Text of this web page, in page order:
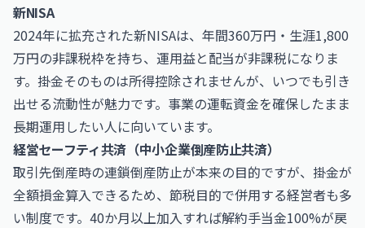
新NISA
2024年に拡充された新NISAは、年間360万円・生涯1,800
万円の非課税枠を持ち、運用益と配当が非課税になりま
す。掛金そのものは所得控除されませんが、いつでも引き
出せる流動性が魅力です。事業の運転資金を確保したまま
長期運用したい人に向いています。
経営セーフティ共済（中小企業倒産防止共済）
取引先倒産時の連鎖倒産防止が本来の目的ですが、掛金が
全額損金算入できるため、節税目的で併用する経営者も多
い制度です。40か月以上加入すれば解約手当金100%が戻